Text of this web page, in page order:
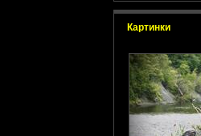
Картинки